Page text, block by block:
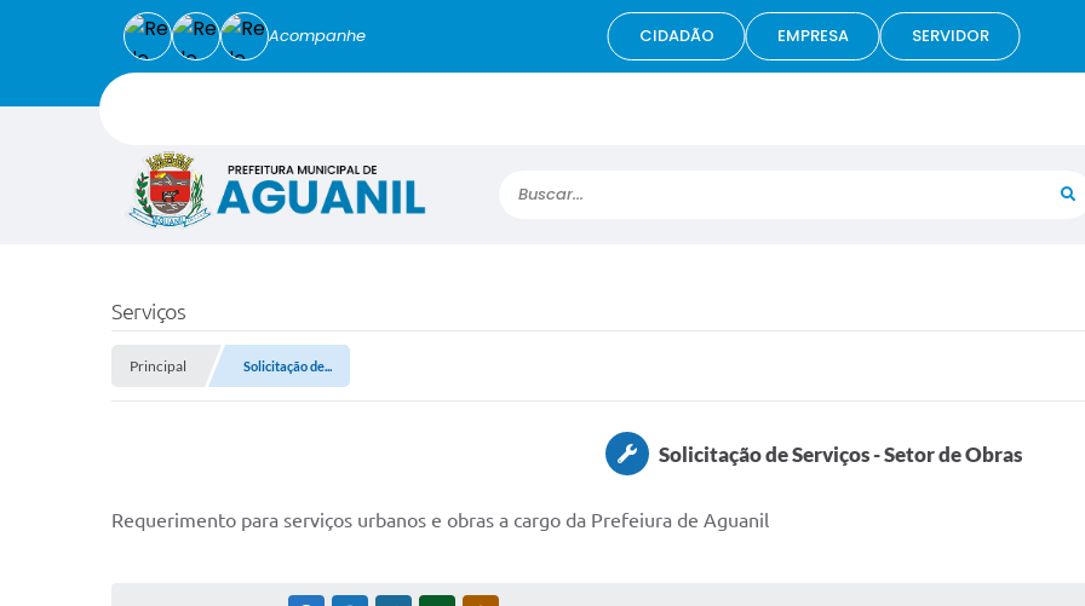
Buscar...
Acompanhe CIDADÃO EMPRESA SERVIDOR
Serviços
Principal Solicitação de...
Solicitação de Serviços - Setor de Obras
Requerimento para serviços urbanos e obras a cargo da Prefeiura de Aguanil